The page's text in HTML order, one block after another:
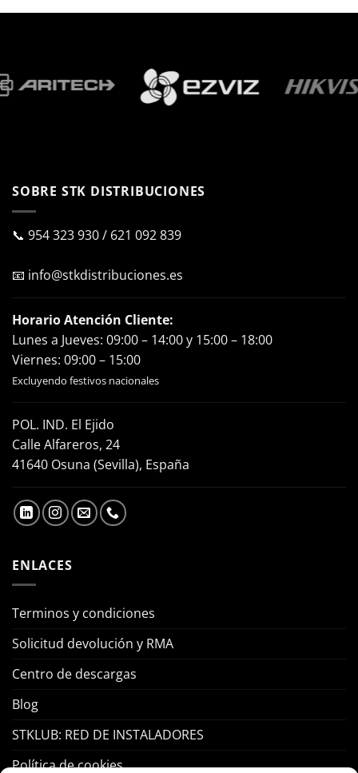
SOBRE STK DISTRIBUCIONES
📞 954 323 930/ 621 092 839
📧 info@stkdistribuciones.es
Horario Atención Cliente:
Lunes a Jueves: 09:00 – 14:00 y 15:00 – 18:00
Viernes: 09:00 – 15:00
Excluyendo festivos nacionales
POL. IND. El Ejido
Calle Alfareros, 24
41640 Osuna (Sevilla), España
ENLACES
Terminos y condiciones
Solicitud devolución y RMA
Centro de descargas
Blog
STKLUB: RED DE INSTALADORES
Política de cookies